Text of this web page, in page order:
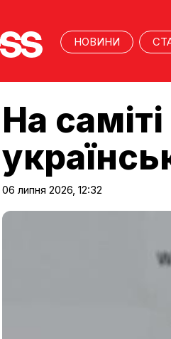
НОВИНИ
На
06 липня 2026, 12:32